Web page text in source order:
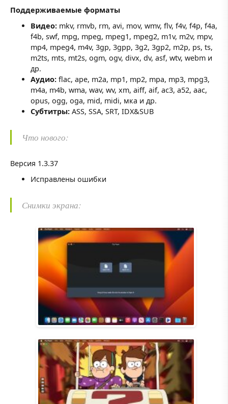
Поддерживаемые форматы
Видео: mkv, rmvb, rm, avi, mov, wmv, flv, f4v, f4p, f4a,
f4b, swf, mpg, mpeg, mpeg1, mpeg2, m1v, m2v, mpv,
mp4, mpeg4, m4v, 3gp, 3gpp, 3g2, 3gp2, m2p, ps, ts,
m2ts, mts, mt2s, ogm, ogv, divx, dv, asf, wtv, webm и
др.
Аудио: flac, ape, m2a, mp1, mp2, mpa, mp3, mpg3,
m4a, m4b, wma, wav, wv, xm, aiff, aif, ac3, a52, aac,
opus, ogg, oga, mid, midi, мка и др.
Субтитры: ASS, SSA, SRT, IDX&SUB
Что нового:
Версия 1.3.37
Исправлены ошибки
Снимки экрана: